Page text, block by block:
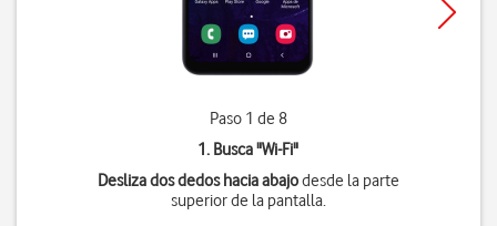
Paso 1 de 8
1. Busca "Wi-Fi"
Desliza dos dedos hacia abajodesde la parte
superior de la pantalla.